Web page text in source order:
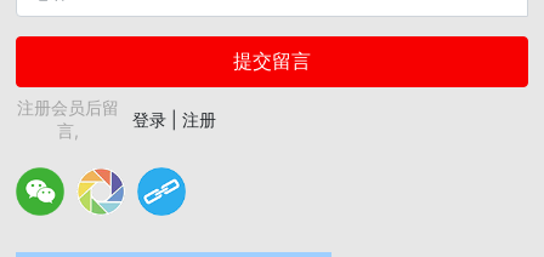
提交留言
注册会员后留
言,
登录 注册